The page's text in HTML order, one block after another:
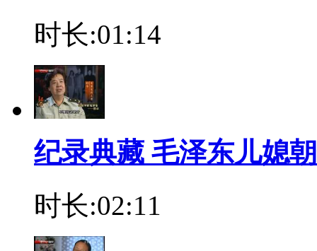
时长:01:14
纪录典藏 毛泽东儿媳
时长:02:11